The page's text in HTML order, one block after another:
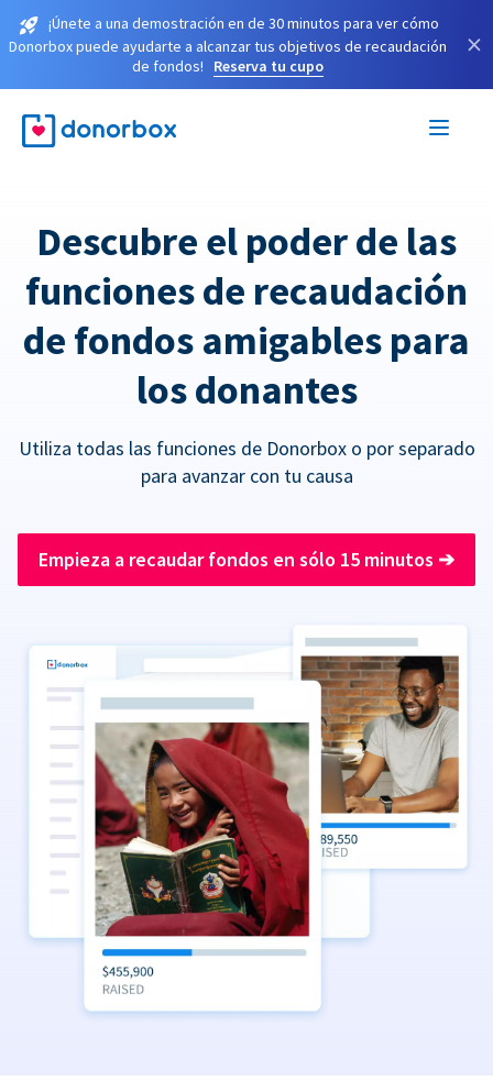
¡Únete a una demostración en de 30 minutos para ver cómo
Donorbox puede ayudarte a alcanzar tus objetivos de recaudación
de fondos!
Reserva tu cupo
×
Descubre el poder de las
funciones de recaudación
de fondos amigables para
los donantes
Utiliza todas las funciones de Donorbox o por separado
para avanzar con tu causa
Empieza a recaudar fondos en sólo 15 minutos ➔